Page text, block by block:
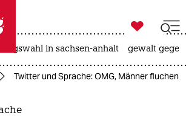
taz zahl ich
taz zahl ich

taz zahl ich
in sachsen-anhalt gewalt
Twitter und Sprache: OMG, Männer fluchen